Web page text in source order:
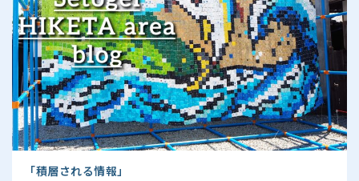
「積層される情報」